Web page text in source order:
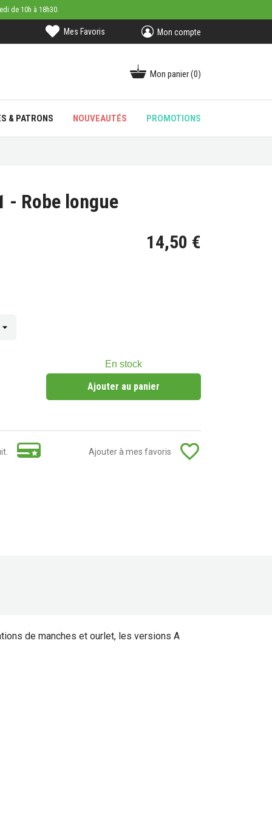
de 10h à 18h30.
Mes Favoris Mon compte
Mon panier(0)
& PATRONS NOUVEAUTÉS PROMOTIONS
- Robe longue
14,50 €
En stock
Ajouter au panier
Ajouter à mes favoris favorite_border
de manches et ourlet, les versions A